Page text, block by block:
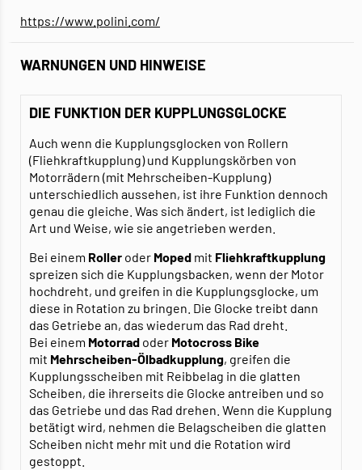
https://www.polini.com/
WARNUNGEN UND HINWEISE
DIE FUNKTION DER KUPPLUNGSGLOCKE
Auch wenn die Kupplungsglocken von Rollern
(Fliehkraftkupplung) und Kupplungskörben von
Motorrädern (mit Mehrscheiben-Kupplung)
unterschiedlich aussehen, ist ihre Funktion dennoch
genau die gleiche. Was sich ändert, ist lediglich die
Art und Weise, wie sie angetrieben werden.
Bei einem Roller oder Moped mit Fliehkraftkupplung
spreizen sich die Kupplungsbacken, wenn der Motor
hochdreht, und greifen in die Kupplungsglocke, um
diese in Rotation zu bringen. Die Glocke treibt dann
das Getriebe an, das wiederum das Rad dreht.
Bei einem Motorrad oder Motocross Bike
mit Mehrscheiben-Ölbadkupplung, greifen die
Kupplungsscheiben mit Reibbelag in die glatten
Scheiben, die ihrerseits die Glocke antreiben und so
das Getriebe und das Rad drehen. Wenn die Kupplung
betätigt wird, nehmen die Belagscheiben die glatten
Scheiben nicht mehr mit und die Rotation wird
gestoppt.